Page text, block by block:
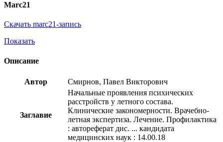
Marc21
Скачать marc21-запись
Показать
Описание
Автор Смирнов, Павел Викторович
Заглавие
Начальные проявления психических
расстройств у летного состава.
Клинические закономерности. Врачебно-
летная экспертиза. Лечение. Профилактика
: автореферат дис. ... кандидата
медицинских наук : 14.00.18